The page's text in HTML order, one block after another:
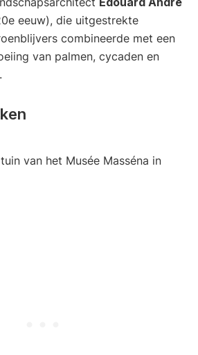
eeuw), die uitgestrekte
combineerde met een
van palmen, cycaden en